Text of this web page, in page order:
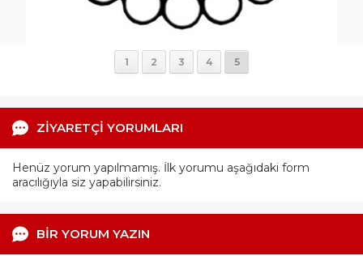
1 2 3 4 5
ZİYARETÇİ YORUMLARI
Henüz yorum yapılmamış. İlk yorumu aşağıdaki form
aracılığıyla siz yapabilirsiniz.
BİR YORUM YAZIN